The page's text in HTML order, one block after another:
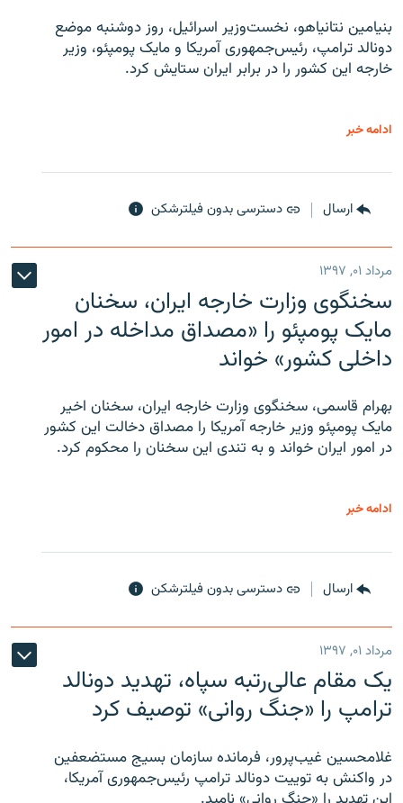
بنیامین نتانیاهو، نخست‌وزیر اسرائیل، روز دوشنبه موضع
دونالد ترامپ، رئیس‌جمهوری آمریکا و مایک پومپئو، وزیر
خارجه این کشور را در برابر ایران ستایش کرد.
ادامه خبر
ارسال دسترسی بدون فیلترشکن
مرداد ۰۱, ۱۳۹۷
سخنگوی وزارت خارجه ایران، سخنان
مایک پومپئو را «مصداق مداخله در امور
داخلی کشور» خواند
بهرام قاسمی، سخنگوی وزارت خارجه ایران، سخنان اخیر
مایک پومپئو وزیر خارجه آمریکا را مصداق دخالت این کشور
در امور ایران خواند و به تندی این سخنان را محکوم کرد.
ادامه خبر
ارسال دسترسی بدون فیلترشکن
مرداد ۰۱, ۱۳۹۷
یک مقام عالی‌رتبه سپاه، تهدید دونالد
ترامپ را «جنگ روانی» توصیف کرد
غلامحسین غیب‌پرور، فرمانده سازمان بسیج مستضعفین
در واکنش به توییت دونالد ترامپ رئیس‌جمهوری آمریکا،